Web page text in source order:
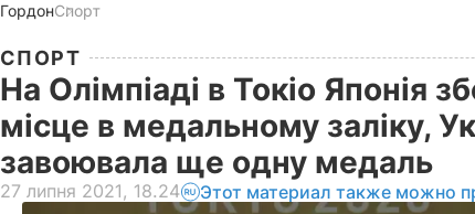
ГордонСпорт
СПОРТ
На Олімпіаді в Токіо Японія
місце в медальному заліку,
завоювала ще одну медаль
27 липня 2021, 18.24 Этот материал также можно